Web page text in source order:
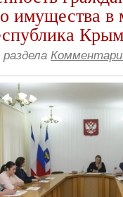
имущества в